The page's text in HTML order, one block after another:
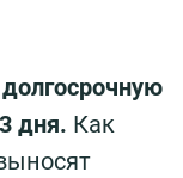
дня. Как